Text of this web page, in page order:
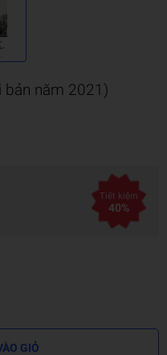
bản năm 2021)
Tiết kiệm
40%
GIỎ